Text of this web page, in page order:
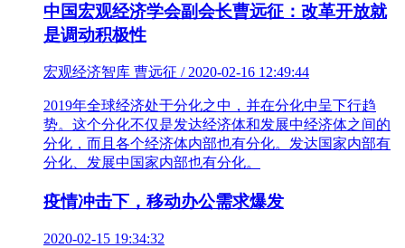
中国宏观经济学会副会长曹远征：改革开放就
是调动积极性
宏观经济智库 曹远征 / 2020-02-16 12:49:44
2019年全球经济处于分化之中，并在分化中呈下行趋
势。这个分化不仅是发达经济体和发展中经济体之间的
分化，而且各个经济体内部也有分化。发达国家内部有
分化、发展中国家内部也有分化。
疫情冲击下，移动办公需求爆发
2020-02-15 19:34:32